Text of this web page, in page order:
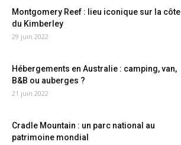
Montgomery Reef : lieu iconique sur la côte
du Kimberley
29 juin 2022
Hébergements en Australie : camping, van,
B&B ou auberges ?
21 juin 2022
Cradle Mountain : un parc national au
patrimoine mondial